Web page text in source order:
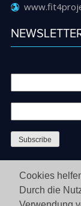
Cookies
Durch die